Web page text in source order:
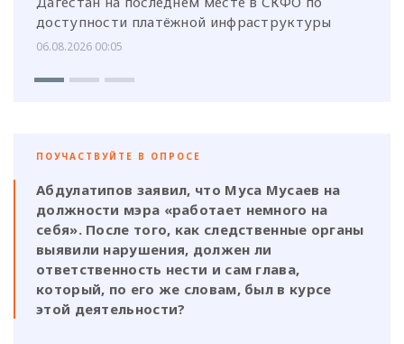
доступности платёжной инфраструктуры
06.08.2026 00:05
ПОУЧАСТВУЙТЕ В ОПРОСЕ
Абдулатипов заявил, что Муса Мусаев на
должности мэра «работает немного на
себя». После того, как следственные органы
выявили нарушения, должен ли
ответственность нести и сам глава,
который, по его же словам, был в курсе
этой деятельности?